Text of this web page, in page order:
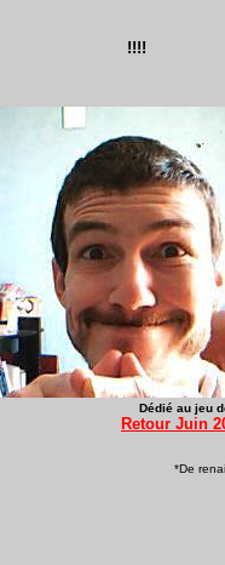
!!!!
Dédié au jeu
Retour Juin
*De